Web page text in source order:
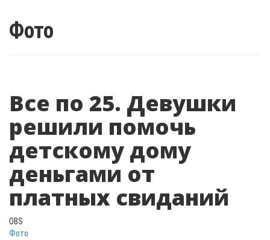
Фото
Все по 25. Девушки
решили помочь
детскому дому
деньгами от
платных свиданий
OBS
Фото